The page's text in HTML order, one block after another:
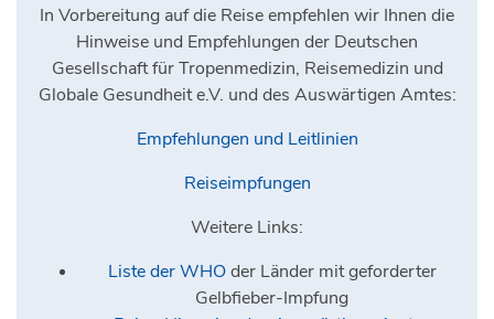
In Vorbereitung auf die Reise empfehlen wir Ihnen die
Hinweise und Empfehlungen der Deutschen
Gesellschaft für Tropenmedizin, Reisemedizin und
Globale Gesundheit e.V. und des Auswärtigen Amtes:
Empfehlungen und Leitlinien
Reiseimpfungen
Weitere Links:
Liste der WHOder Länder mit geforderter
Gelbfieber-Impfung